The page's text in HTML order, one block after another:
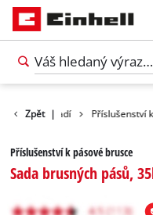
Zpět |
nářadí Příslušenství
Příslušenství k pásové brusce
Sada brusných pásů,